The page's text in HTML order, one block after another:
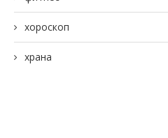
хороскоп
храна